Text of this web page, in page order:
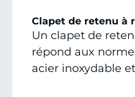
Clapet de retenu à
Un clapet de
répond aux
acier inoxydable